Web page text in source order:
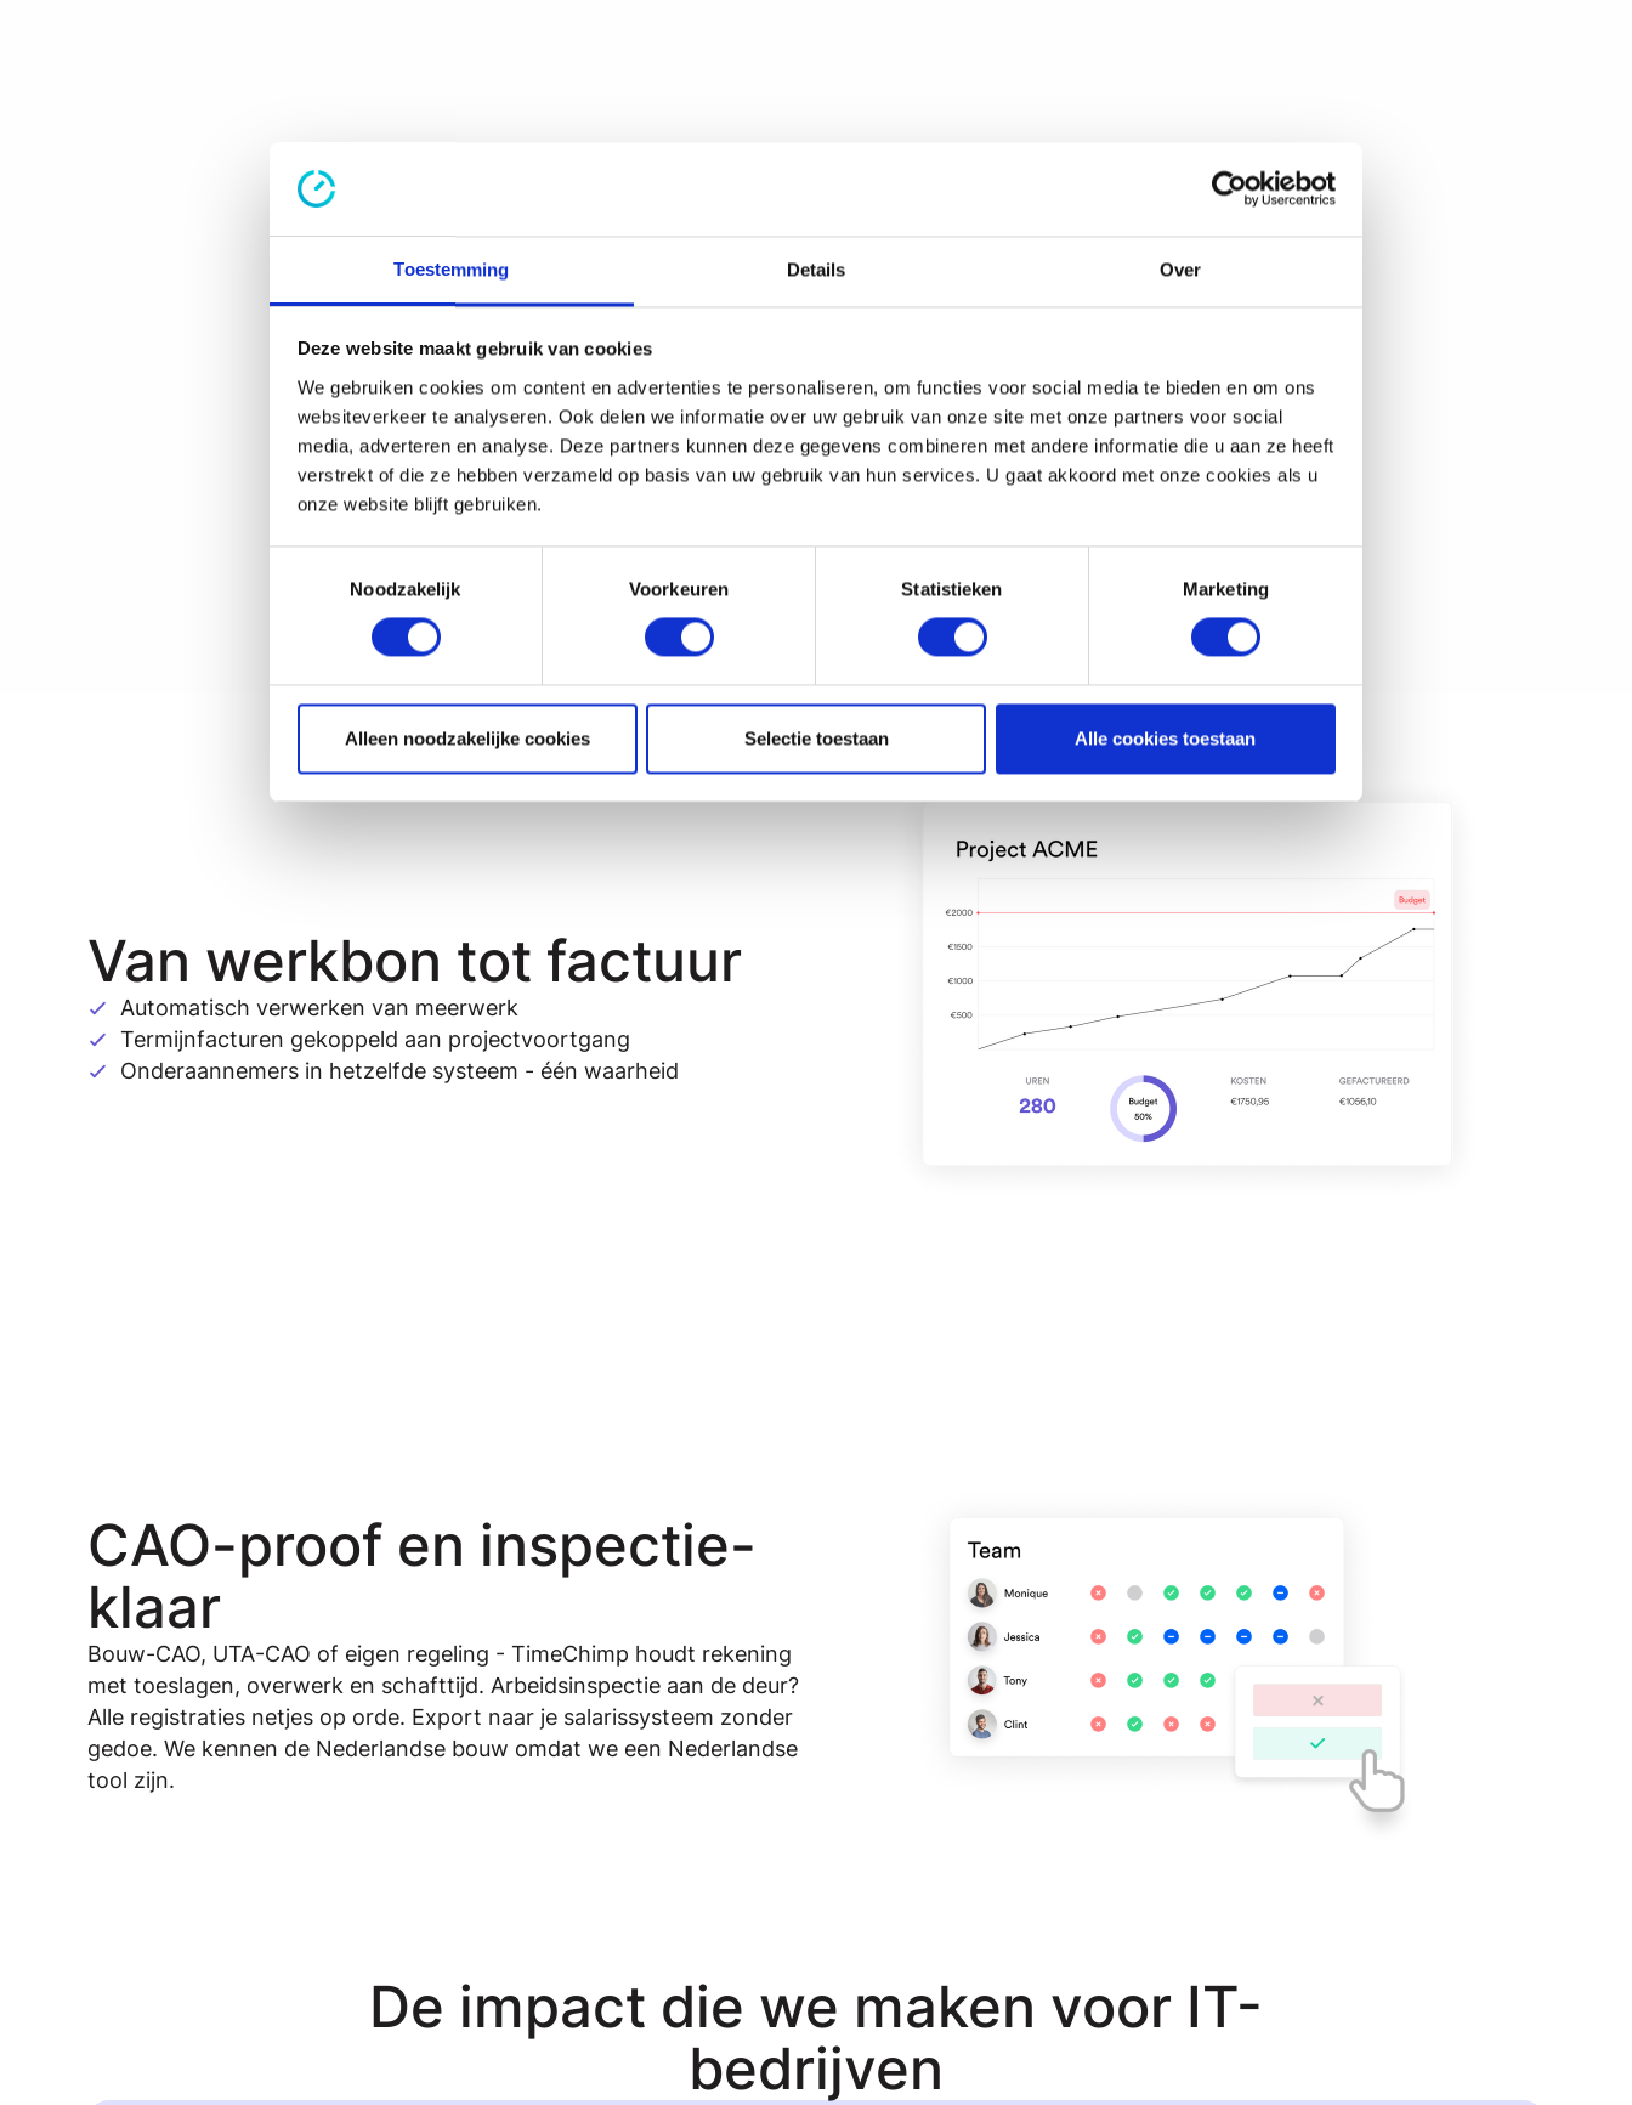
Toestemming Details Over
Deze website maakt gebruik van cookies
We gebruiken cookies om content en advertenties te personaliseren, om functies voor social media te bieden en om ons
websiteverkeer te analyseren. Ook delen we informatie over uw gebruik van onze site met onze partners voor social
media, adverteren en analyse. Deze partners kunnen deze gegevens combineren met andere informatie die u aan ze heeft
verstrekt of die ze hebben verzameld op basis van uw gebruik van hun services. U gaat akkoord met onze cookies als u
onze website blijft gebruiken.
Noodzakelijk
Voorkeuren Statistieken Marketing
Alleen noodzakelijke cookies Selectie toestaan Alle cookies toestaan
Van werkbon tot factuur
Automatisch verwerken van meerwerk
Termijnfacturen gekoppeld aan projectvoortgang
Onderaannemers in hetzelfde systeem - één waarheid
CAO-proof en inspectie-
klaar
Bouw-CAO, UTA-CAO of eigen regeling - TimeChimp houdt rekening
met toeslagen, overwerk en schafttijd. Arbeidsinspectie aan de deur?
Alle registraties netjes op orde. Export naar je salarissysteem zonder
gedoe. We kennen de Nederlandse bouw omdat we een Nederlandse
tool zijn.
De impact die we maken voor IT-
bedrijven